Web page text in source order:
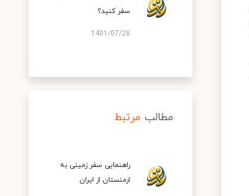
سفر کنید؟
1401/07/28
مطالب مرتبط
راهنمایی سفر زمینی به
ارمنستان از ایران